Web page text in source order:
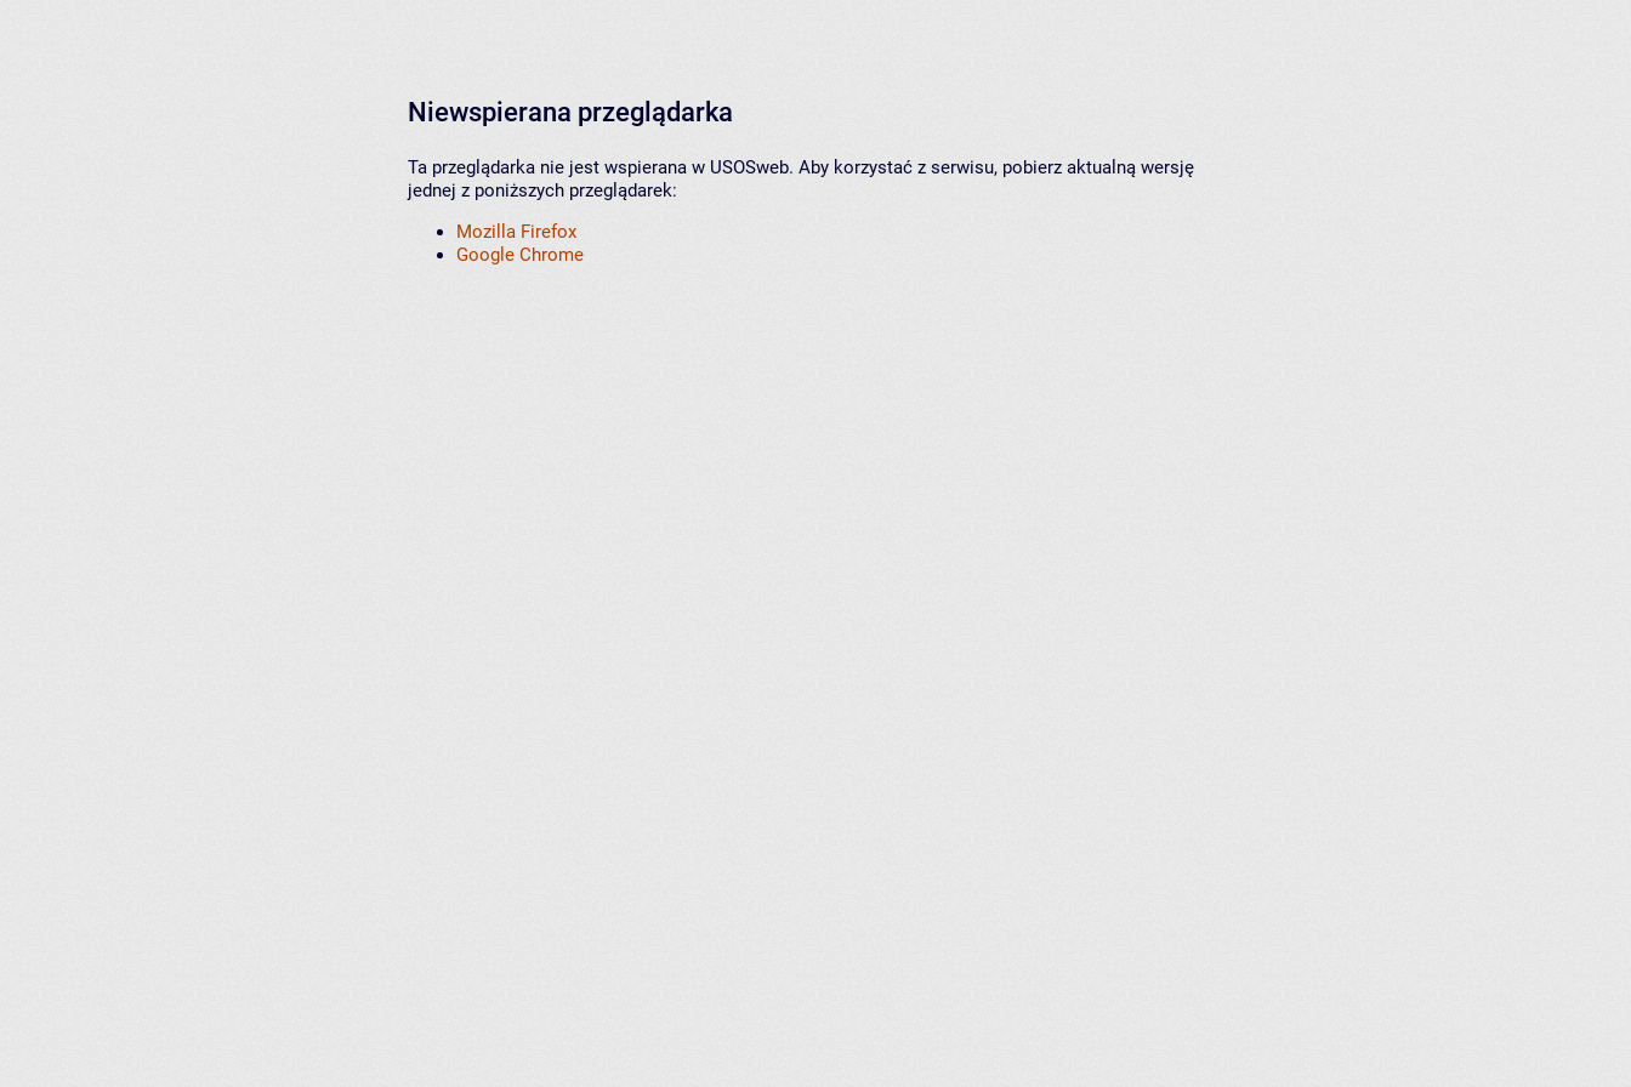
Niewspierana przeglądarka
Ta przeglądarka nie jest wspierana w USOSweb. Aby korzystać z serwisu, pobierz aktualną wersję
jednej z poniższych przeglądarek:
Mozilla Firefox
Google Chrome